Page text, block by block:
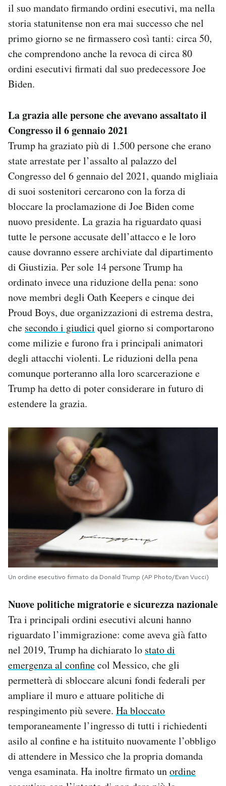
il suo mandato firmando ordini esecutivi, ma nella
storia statunitense non era mai successo che nel
primo giorno se ne firmassero così tanti: circa 50,
che comprendono anche la revoca di circa 80
ordini esecutivi firmati dal suo predecessore Joe
Biden.
La grazia alle persone che avevano assaltato il
Congresso il 6 gennaio 2021
Trump ha graziato più di 1.500 persone che erano
state arrestate per l’assalto al palazzo del
Congresso del 6 gennaio del 2021, quando migliaia
di suoi sostenitori cercarono con la forza di
bloccare la proclamazione di Joe Biden come
nuovo presidente. La grazia ha riguardato quasi
tutte le persone accusate dell’attacco e le loro
cause dovranno essere archiviate dal dipartimento
di Giustizia. Per sole 14 persone Trump ha
ordinato invece una riduzione della pena: sono
nove membri degli Oath Keepers e cinque dei
Proud Boys, due organizzazioni di estrema destra,
che secondo i giudici quel giorno si comportarono
come milizie e furono fra i principali animatori
degli attacchi violenti. Le riduzioni della pena
comunque porteranno alla loro scarcerazione e
Trump ha detto di poter considerare in futuro di
estendere la grazia.
Un ordine esecutivo firmato da Donald Trump (AP Photo/Evan Vucci)
Nuove politiche migratorie e sicurezza nazionale
Tra i principali ordini esecutivi alcuni hanno
riguardato l’immigrazione: come aveva già fatto
nel 2019, Trump ha dichiarato lo stato di
emergenza al confinecol Messico, che gli
permetterà di sbloccare alcuni fondi federali per
ampliare il muro e attuare politiche di
respingimento più severe. Ha bloccato
temporaneamente l’ingresso di tutti i richiedenti
asilo al confine e ha istituito nuovamente l’obbligo
di attendere in Messico che la propria domanda
venga esaminata. Ha inoltre firmato unordine